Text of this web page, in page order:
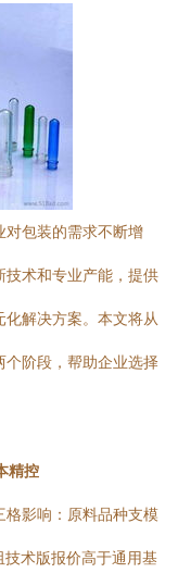
对包装的需求不断增
技术和专业产能，提供
解决方案。本文将从
个阶段，帮助企业选择
精控
格影响：原料品种支模
术版报价高于通用基